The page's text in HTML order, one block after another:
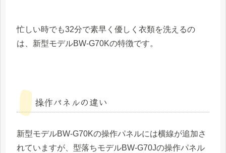
忙しい時でも32分で素早く優しく衣類を洗えるの
は、新型モデルBW-G70Kの特徴です。
操作パネルの違い
新型モデルBW-G70Kの操作パネルには横線が追加さ
れていますが、型落ちモデルBW-G70Jの操作パネル